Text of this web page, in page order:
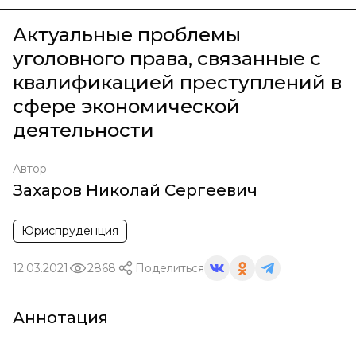
Актуальные проблемы
уголовного права, связанные с
квалификацией преступлений в
сфере экономической
деятельности
Автор
Захаров Николай Сергеевич
Юриспруденция
12.03.2021 2868 Поделиться
Аннотация